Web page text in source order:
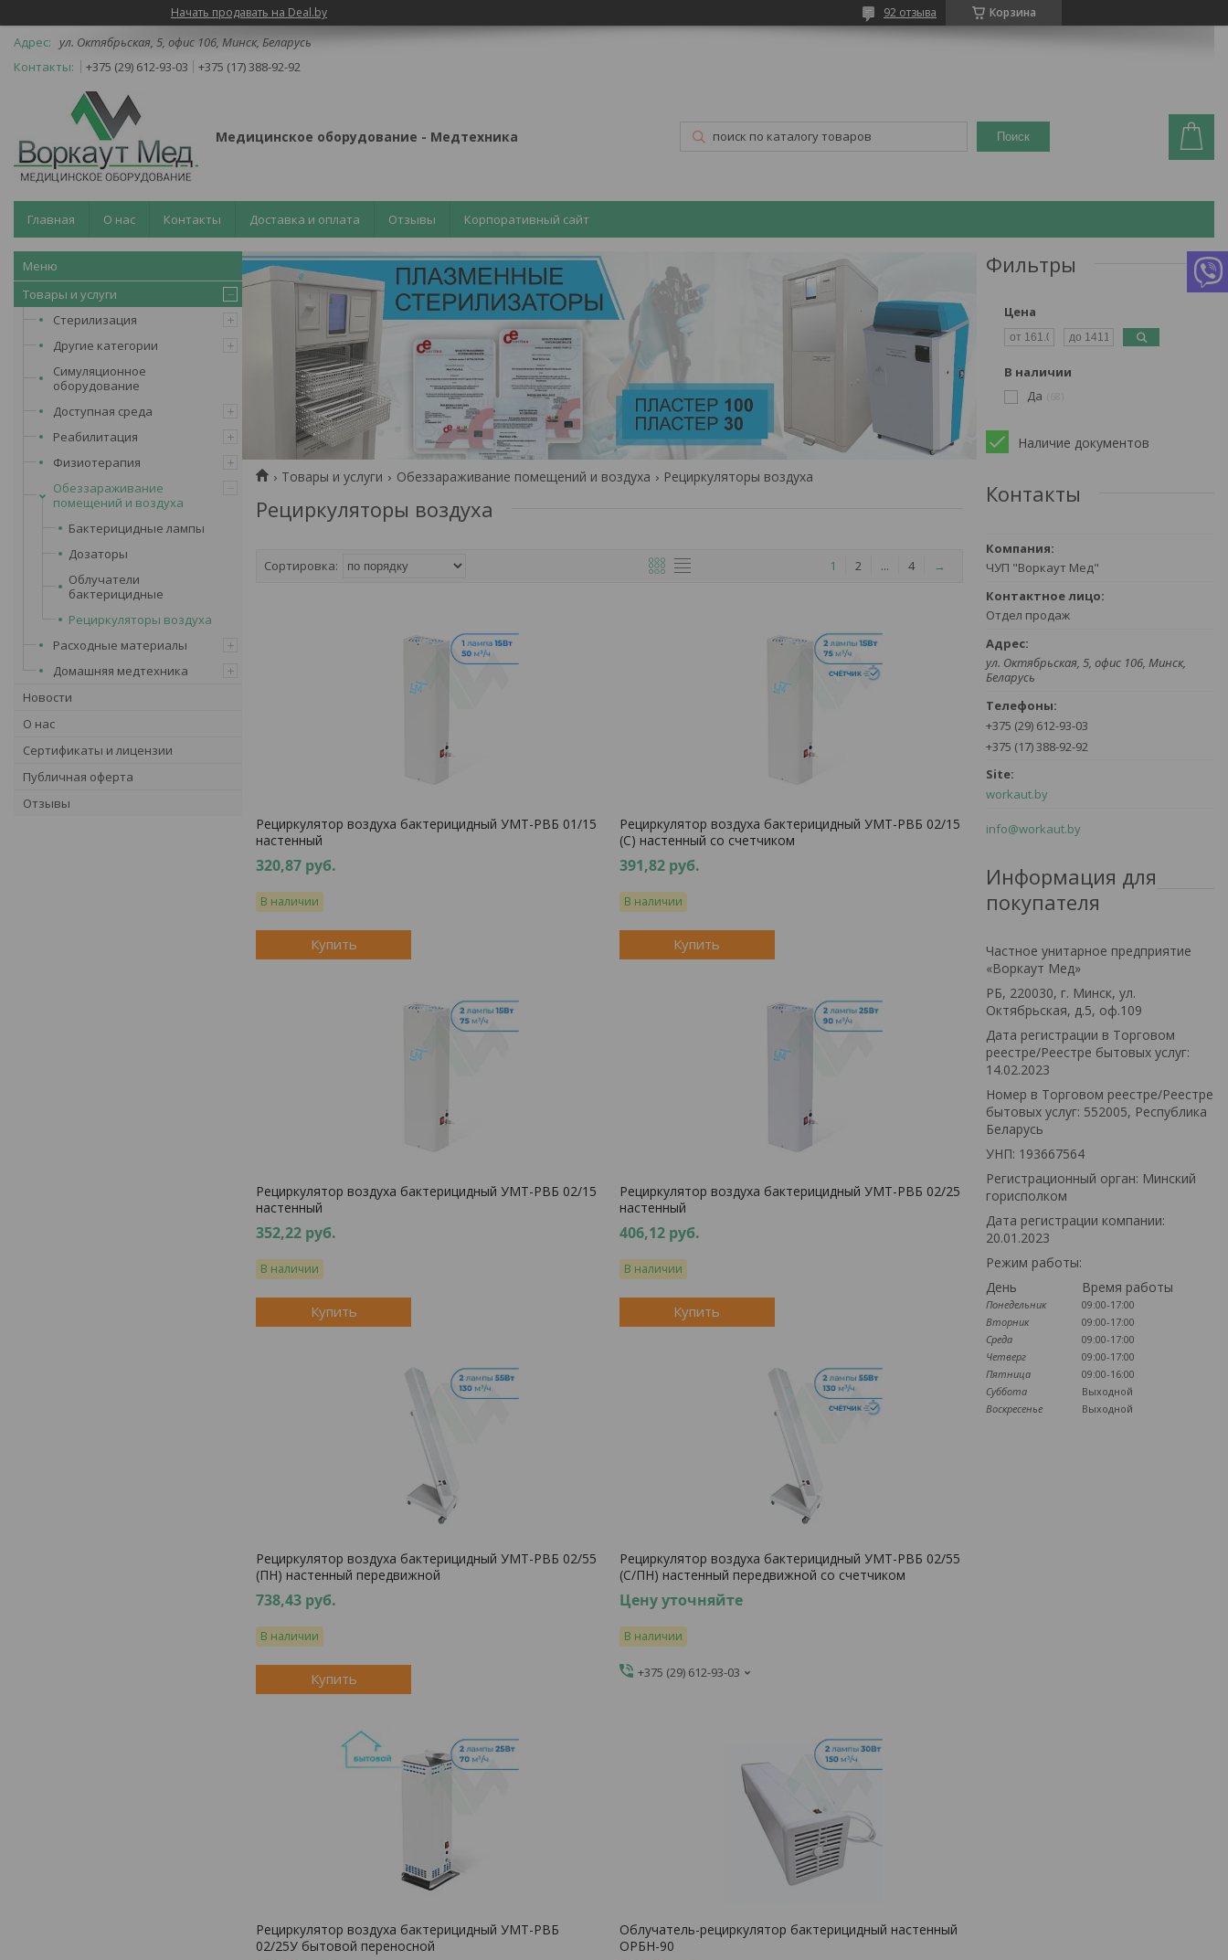
Начать продавать на Deal.by Корзина
92 отзыва
ул. Октябрьская, 5, офис 106, Минск, Беларусь
+375 (29) 612-93-03
+375 (17) 388-92-92
Медицинское оборудование - Медтехника Поиск
Главная О нас Контакты Доставка и оплата Отзывы Корпоративный сайт
Товары и услуги
Стерилизация
Другие категории
Симуляционное
оборудование
Доступная среда
Реабилитация
Физиотерапия
Обеззараживание
помещений и воздуха
Бактерицидные лампы
Дозаторы
Облучатели
бактерицидные
Рециркуляторы воздуха
Расходные материалы
Домашняя медтехника
Новости
О нас
Сертификаты и лицензии
Публичная оферта
Отзывы
Товары и услуги Обеззараживание помещений и воздуха Рециркуляторы воздуха
Рециркуляторы воздуха
1 2 ... 4 →
Рециркулятор воздуха бактерицидный УМТ-РВБ 01/15
настенный
320,87 руб.
В наличии
Купить
Рециркулятор воздуха бактерицидный УМТ-РВБ 02/15
(С) настенный со счетчиком
391,82 руб.
В наличии
Купить
Рециркулятор воздуха бактерицидный УМТ-РВБ 02/15
настенный
352,22 руб.
В наличии
Купить
Рециркулятор воздуха бактерицидный УМТ-РВБ 02/25
настенный
406,12 руб.
В наличии
Купить
Рециркулятор воздуха бактерицидный УМТ-РВБ 02/55
(ПН) настенный передвижной
738,43 руб.
В наличии
Купить
Рециркулятор воздуха бактерицидный УМТ-РВБ 02/55
(С/ПН) настенный передвижной со счетчиком
Цену уточняйте
В наличии
+375 (29) 612-93-03
Рециркулятор воздуха бактерицидный УМТ-РВБ
02/25У бытовой переносной
Облучатель-рециркулятор бактерицидный настенный
ОРБН-90
Фильтры
Цена
В наличии
Да
Наличие документов
Контакты
ЧУП "Воркаут Мед"
Отдел продаж
ул. Октябрьская, 5, офис 106, Минск,
Беларусь
+375 (29) 612-93-03
+375 (17) 388-92-92
workaut.by
info@workaut.by
Информация для
покупателя
Частное унитарное предприятие
«Воркаут Мед»
РБ, 220030, г. Минск, ул.
Октябрьская, д.5, оф.109
Дата регистрации в Торговом
реестре/Реестре бытовых услуг:
14.02.2023
Номер в Торговом реестре/Реестре
бытовых услуг: 552005, Республика
Беларусь
УНП: 193667564
Регистрационный орган: Минский
горисполком
Дата регистрации компании:
20.01.2023
Режим работы:
День
Время работы
Понедельник
09:00-17:00
Вторник
09:00-17:00
Среда
09:00-17:00
Четверг
09:00-17:00
Пятница
09:00-16:00
Суббота
Выходной
Воскресенье
Выходной